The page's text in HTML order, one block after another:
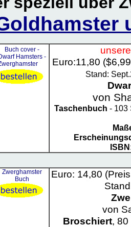
Euro:11,80
Stand:
von
Taschenbuch - 103
Euro: 14,80
von
Broschiert, 80